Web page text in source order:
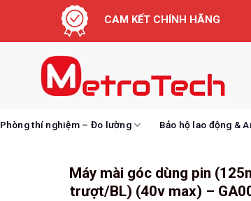
CAM KẾT CHÍNH HÃNG
Phòng thí nghiệm – Đo lường Bảo hộ lao động &
Máy mài góc dùng pin
trượt/BL) (40v max) –